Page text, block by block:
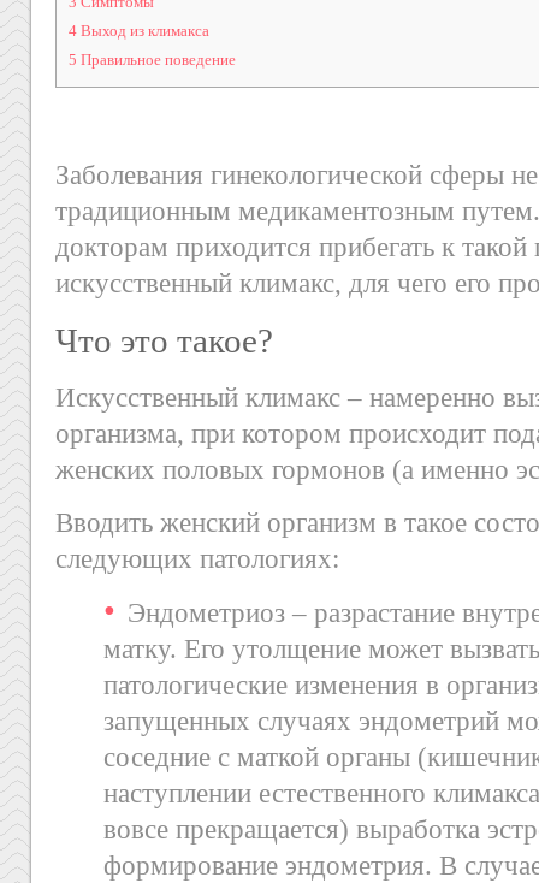
4 Выход из климакса
5 Правильное поведение
Заболевания гинекологической сферы
традиционным медикаментозным
докторам приходится прибегать к
искусственный климакс, для чего его
Что это такое?
Искусственный климакс – намеренно
организма, при котором происходит
женских половых гормонов (а именно
Вводить женский организм в такое
следующих патологиях:
Эндометриоз – разрастание
матку. Его утолщение может
патологические изменения в
запущенных случаях эндометрий
соседние с маткой органы
наступлении естественного
вовсе прекращается) выработка
формирование эндометрия. В